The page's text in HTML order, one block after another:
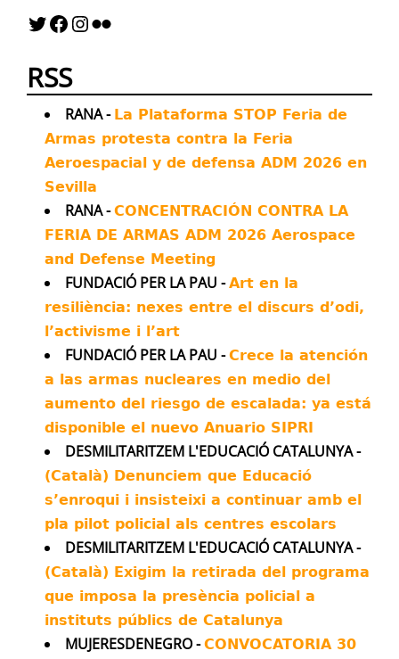
war - and how militaries are offloading life
44 67 Twitter
Antimilitaristes MOC València Retuiteado
AvatarKenneth Roth @kenroth 20 Jul
Almost all asylum applications by
Russian deserters are being denied by
German authorities, sparking fears of being
sent back to die on the front lines.
16 21 Twitter
Antimilitaristes MOC València Retuiteado
AvatarBen van der Merwe @_bvdm · 16 Jul
It's four and a half months since the
Minab school bombing.
We've been investigating.
Experts told us all the evidence points to
US responsibility, and a Pentagon source
told us their investigation blames "human
error".
Our findings show the scale of the
intelligence failure.
429 1398 Twitter
RSS
RANA - La Plataforma STOP Feria de
Armas protesta contra la Feria
Aeroespacial y de defensa ADM 2026 en
Sevilla
RANA -CONCENTRACIÓN CONTRA LA
FERIA DE ARMAS ADM 2026 Aerospace
and Defense Meeting
FUNDACIÓ PER LA PAU -Art en la
resiliència: nexes entre el discurs d’odi,
l’activisme i l’art
FUNDACIÓ PER LA PAU -Crece la atención
a las armas nucleares en medio del
aumento del riesgo de escalada: ya está
disponible el nuevo Anuario SIPRI
DESMILITARITZEM L'EDUCACIÓ CATALUNYA -
(Català) Denunciem que Educació
s’enroqui i insisteixi a continuar amb el
pla pilot policial als centres escolars
DESMILITARITZEM L'EDUCACIÓ CATALUNYA -
(Català) Exigim la retirada del programa
que imposa la presència policial a
instituts públics de Catalunya
MUJERESDENEGRO -CONVOCATORIA 30